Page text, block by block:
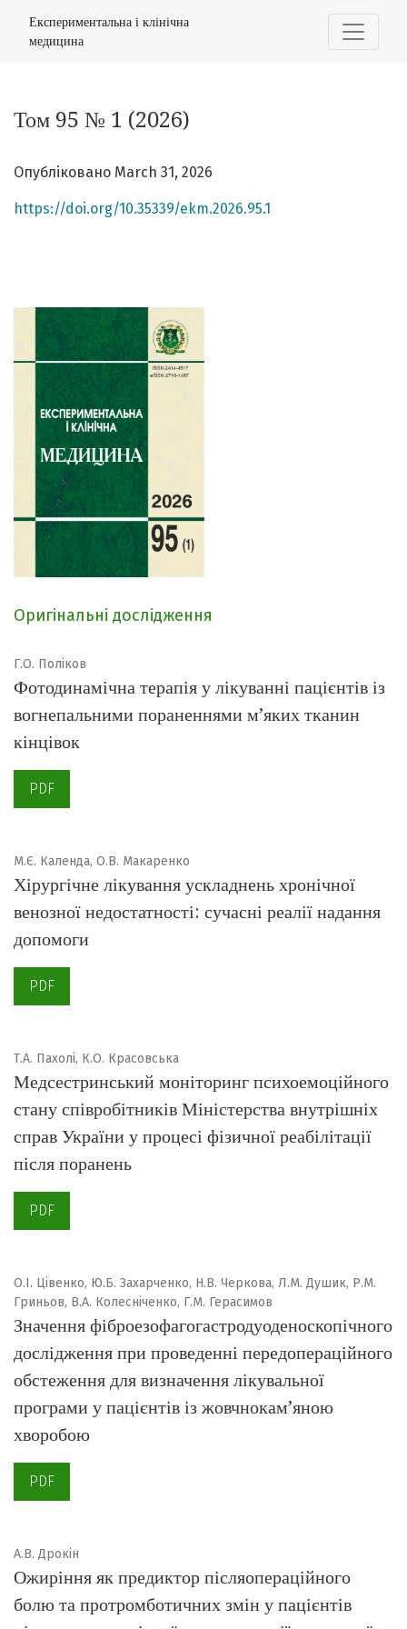
Експериментальна і клінічна
медицина
Том 95 № 1 (2026)
Опубліковано March 31, 2026
https://doi.org/10.35339/ekm.2026.95.1
Оригінальні дослідження
Г.О. Поліков
Фотодинамічна терапія у лікуванні пацієнтів із
вогнепальними пораненнями м’яких тканин
кінцівок
PDF
М.Є. Календа, О.В. Макаренко
Хірургічне лікування ускладнень хронічної
венозної недостатності: сучасні реалії надання
допомоги
PDF
Т.А. Пахолі, К.О. Красовська
Медсестринський моніторинг психоемоційного
стану співробітників Міністерства внутрішніх
справ України у процесі фізичної реабілітації
після поранень
PDF
О.І. Цівенко, Ю.Б. Захарченко, Н.В. Черкова, Л.М. Душик, Р.М.
Гриньов, В.А. Колесніченко, Г.М. Герасимов
Значення фіброезофагогастродуоденоскопічного
дослідження при проведенні передопераційного
обстеження для визначення лікувальної
програми у пацієнтів із жовчнокам’яною
хворобою
PDF
А.В. Дрокін
Ожиріння як предиктор післяопераційного
болю та протромботичних змін у пацієнтів